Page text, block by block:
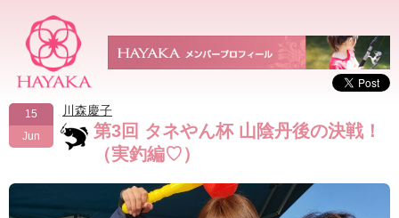
15
Jun
川森慶子
第3回 タネやん杯 山陰丹後の決戦！
（実釣編♡）